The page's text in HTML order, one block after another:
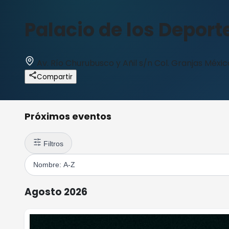
Palacio de los
Av. Río Churubusco y Añil s/n Col. Granjas
Compartir
Próximos eventos
Filtros
Agosto 2026